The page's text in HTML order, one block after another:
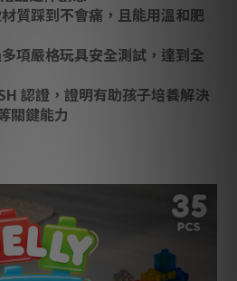
質踩到不會痛，且能用溫和肥
項嚴格玩具安全測試，達到全
認證，證明有助孩子培養解決
關鍵能力